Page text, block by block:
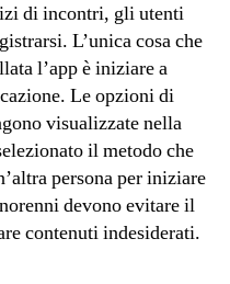
di incontri, gli utenti
L’unica cosa che
l’app è iniziare a
Le opzioni di
visualizzate nella
il metodo che
persona per iniziare
devono evitare il
contenuti indesiderati.